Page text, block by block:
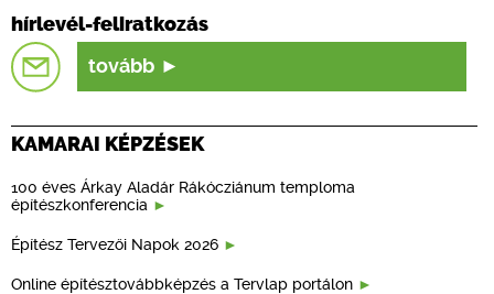
hírlevél-feliratkozás
tovább
KAMARAI KÉPZÉSEK
100 éves Árkay Aladár Rákócziánum temploma
építészkonferencia
Építész Tervezői Napok 2026
Online építésztovábbképzés a Tervlap portálon